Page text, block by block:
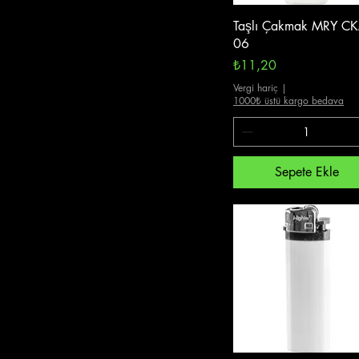
Hızlı Bakış
Taşlı Çakmak MRY
06
Fiyat
₺11,20
Vergi hariç |
1000₺ üstü kargo bedava
Sepete Ekle